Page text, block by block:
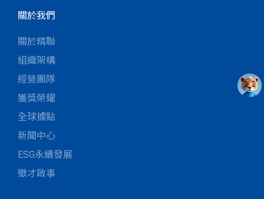
關於我們
關於精聯
組織架構
經營團隊
獲獎榮耀
全球據點
新聞中心
ESG永續發展
徵才啟事